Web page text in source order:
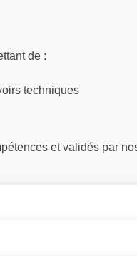
de :
techniques
et validés par